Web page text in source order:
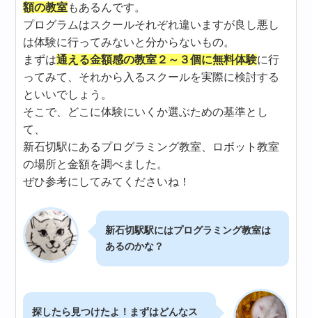
額の教室もあるんです。
プログラムはスクールそれぞれ違いますが良し悪し
は体験に行ってみないと分からないもの。
まずは通える金額感の教室２～３個に無料体験に行
ってみて、それから入るスクールを実際に検討する
といいでしょう。
そこで、どこに体験にいくか選ぶための基準とし
て、
新石切駅にあるプログラミング教室、ロボット教室
の場所と金額を調べました。
ぜひ参考にしてみてくださいね！
新石切駅駅にはプログラミング教室は
あるのかな？
探したら見つけたよ！まずはどんなス